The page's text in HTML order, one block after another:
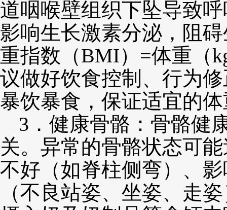
道咽喉壁组织下坠导致
影响生长激素分泌，阻
重指数（BMI）=体重（
议做好饮食控制、行为
暴饮暴食，保证适宜的
3．健康骨骼：骨骼健
关。异常的骨骼状态可
不好（如脊柱侧弯）、
（不良站姿、坐姿、走